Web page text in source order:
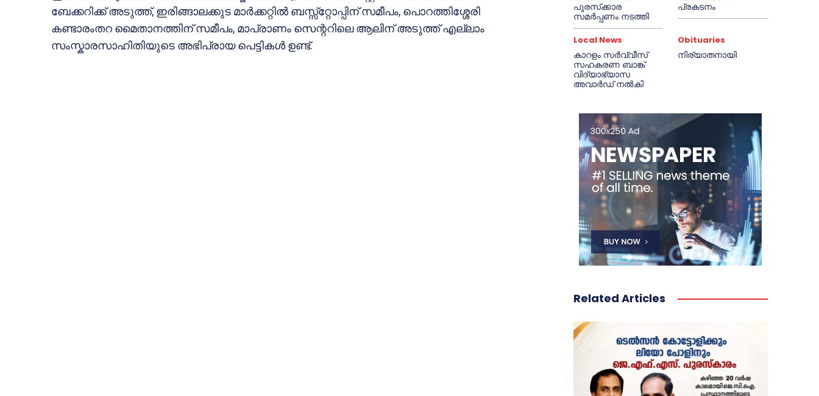
ബേക്കറിക്ക് അടുത്ത്, ഇരിങ്ങാലക്കുട മാർക്കറ്റിൽ ബസ്സ്റ്റോപ്പിന് സമീപം, പൊറത്തിശ്ശേരി
കണ്ടാരംതറ മൈതാനത്തിന് സമീപം, മാപ്രാണം സെന്ററിലെ ആലിന് അടുത്ത് എല്ലാം
സംസ്കാരസാഹിതിയുടെ അഭിപ്രായ പെട്ടികൾ ഉണ്ട്.
പുരസ്‌ക്കാര
സമർപ്പണം നടത്തി
പ്രകടനം
Local News
കാറളം സർവ്വീസ്
സഹകരണ ബാങ്ക്
വിദ്യാഭ്യാസ
അവാർഡ് നൽകി
Obituaries
നിര്യാതനായി
Related Articles